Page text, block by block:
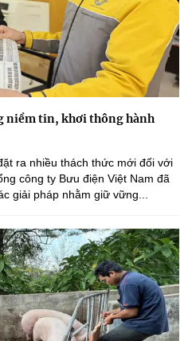
niềm tin, khơi thông hành
ra nhiều thách thức mới đối với
công ty Bưu điện Việt Nam đã
giải pháp nhằm giữ vững...